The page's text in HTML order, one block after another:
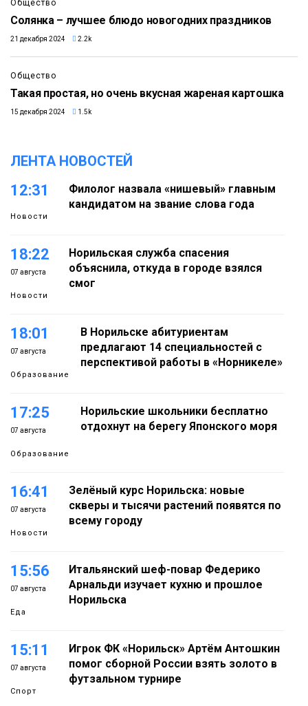
Общество
Солянка – лучшее блюдо новогодних праздников
21 декабря 2024 2.2k
Общество
Такая простая, но очень вкусная жареная картошка
15 декабря 2024 1.5k
ЛЕНТА НОВОСТЕЙ
12:31
Новости
Филолог назвала «нишевый» главным
кандидатом на звание слова года
18:22
07 августа
Новости
Норильская служба спасения
объяснила, откуда в городе взялся
смог
18:01
07 августа
Образование
В Норильске абитуриентам
предлагают 14 специальностей с
перспективой работы в «Норникеле»
17:25
07 августа
Образование
Норильские школьники бесплатно
отдохнут на берегу Японского моря
16:41
07 августа
Новости
Зелёный курс Норильска: новые
скверы и тысячи растений появятся по
всему городу
15:56
07 августа
Еда
Итальянский шеф-повар Федерико
Арнальди изучает кухню и прошлое
Норильска
15:11
07 августа
Спорт
Игрок ФК «Норильск» Артём Антошкин
помог сборной России взять золото в
футзальном турнире